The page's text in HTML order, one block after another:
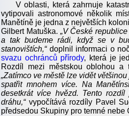
V oblasti, která zahrnuje
vytipovali astronomové několik
Manětíně je jedna z největších
Gilbert Matuška. „V České
a tak budeme rádi, když se v
stanovištích,“doplnil informaci o
svazu ochránců přírody, která je
Rozdíl mezi městskou oblohou a
„Zatímco ve městě lze vidět
spatřit mnohem více. Na
desetkrát více hvězd. Tento
dráhu,“vypočítává rozdíly Pavel
předsedou Skupiny pro temné